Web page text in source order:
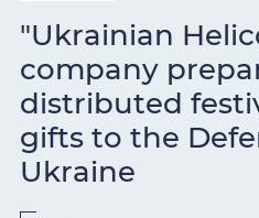
"Ukrainian
company
distributed
gifts to the
Ukraine